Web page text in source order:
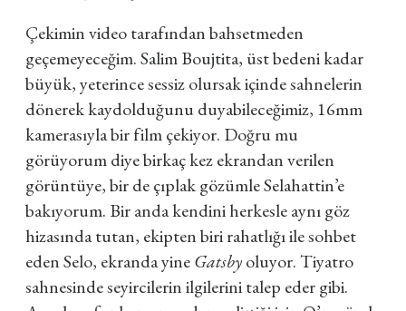
Çekimin video tarafından bahsetmeden
geçemeyeceğim. Salim Boujtita, üst bedeni kadar
büyük, yeterince sessiz olursak içinde sahnelerin
dönerek kaydolduğunu duyabileceğimiz, 16mm
kamerasıyla bir film çekiyor. Doğru mu
görüyorum diye birkaç kez ekrandan verilen
görüntüye, bir de çıplak gözümle Selahattin’e
bakıyorum. Bir anda kendini herkesle aynı göz
hizasında tutan, ekipten biri rahatlığı ile sohbet
eden Selo, ekranda yineGatsbyoluyor. Tiyatro
sahnesinde seyircilerin ilgilerini talep eder gibi.